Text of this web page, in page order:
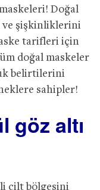
Doğal
ve şişkinliklerini
tarifleri için
doğal maskeler
belirtilerini
sahipler!
göz altı
cilt bölgesini